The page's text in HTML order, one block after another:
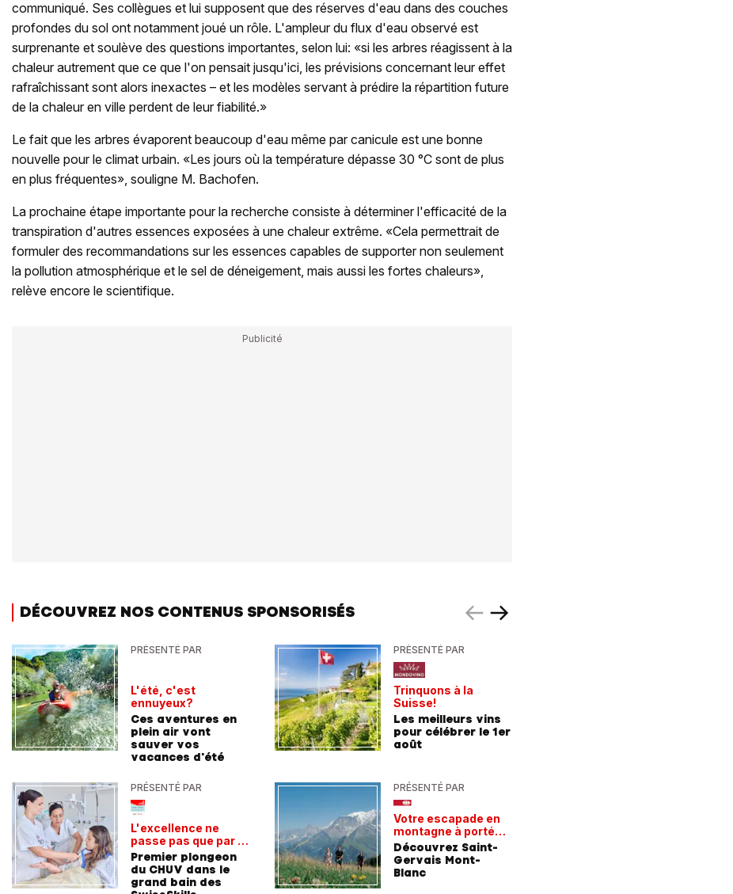
communiqué. Ses collègues et lui supposent que des réserves d'eau dans des couches
profondes du sol ont notamment joué un rôle. L'ampleur du flux d'eau observé est
surprenante et soulève des questions importantes, selon lui: «si les arbres réagissent à la
chaleur autrement que ce que l'on pensait jusqu'ici, les prévisions concernant leur effet
rafraîchissant sont alors inexactes – et les modèles servant à prédire la répartition future
de la chaleur en ville perdent de leur fiabilité.»
Le fait que les arbres évaporent beaucoup d'eau même par canicule est une bonne
nouvelle pour le climat urbain. «Les jours où la température dépasse 30 °C sont de plus
en plus fréquentes», souligne M. Bachofen.
La prochaine étape importante pour la recherche consiste à déterminer l'efficacité de la
transpiration d'autres essences exposées à une chaleur extrême. «Cela permettrait de
formuler des recommandations sur les essences capables de supporter non seulement
la pollution atmosphérique et le sel de déneigement, mais aussi les fortes chaleurs»,
relève encore le scientifique.
DÉCOUVREZ NOS CONTENUS SPONSORISÉS
PRÉSENTÉ PAR
L'été, c'est
ennuyeux?
Ces aventures en
plein air vont
sauver vos
vacances d'été
PRÉSENTÉ PAR
L'excellence ne
passe pas que par la
voie académique
Premier plongeon
du CHUV dans le
grand bain des
PRÉSENTÉ PAR
Trinquons à la
Suisse!
Les meilleurs vins
pour célébrer le 1er
août
PRÉSENTÉ PAR
Votre escapade en
montagne à portée
de train
Découvrez Saint-
Gervais Mont-
Blanc